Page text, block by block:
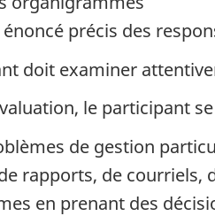
précis des
doit examiner
le participant
de gestion
rapports, de courriels,
en prenant des